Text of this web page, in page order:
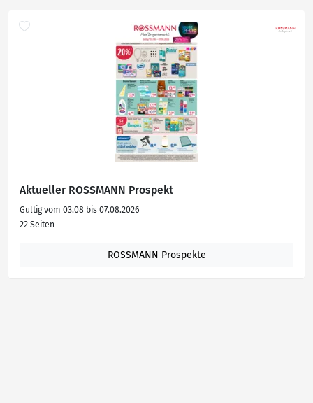
Aktueller ROSSMANN Prospekt
Gültig vom 03.08 bis 07.08.2026
22 Seiten
ROSSMANN Prospekte